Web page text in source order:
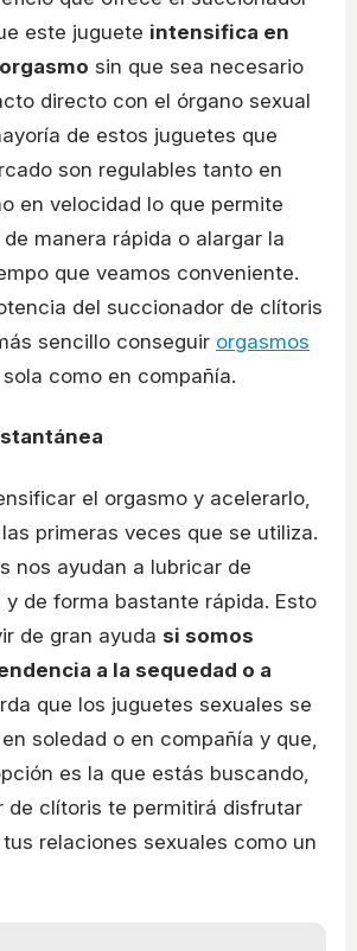
este juguete intensifica en
sin que sea necesario
directo con el órgano sexual
de estos juguetes que
son regulables tanto en
en velocidad lo que permite
manera rápida o alargar la
que veamos conveniente.
del succionador de clítoris
sencillo conseguir orgasmos
como en compañía.
el orgasmo y acelerarlo,
primeras veces que se utiliza.
nos ayudan a lubricar de
y de forma bastante rápida. Esto
de gran ayuda si somos
a la sequedad o a
que los juguetes sexuales se
soledad o en compañía y que,
es la que estás buscando,
de clítoris te permitirá disfrutar
relaciones sexuales como un